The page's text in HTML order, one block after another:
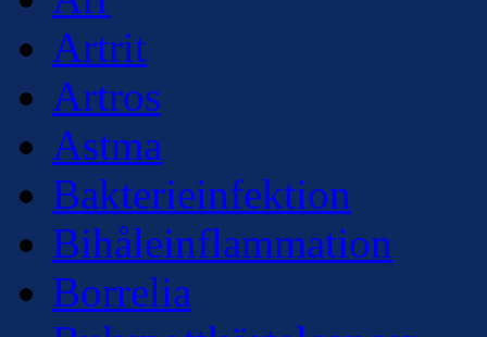
Artrit
Artros
Astma
Bakterieinfektion
Bihåleinflammation
Borrelia